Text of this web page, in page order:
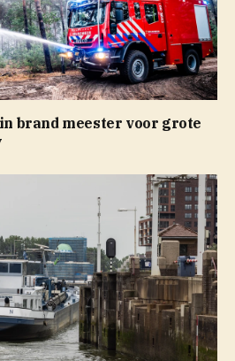
brand meester voor grote